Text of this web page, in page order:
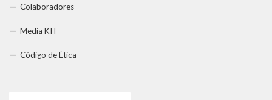
Colaboradores
Media KIT
Código de Ética